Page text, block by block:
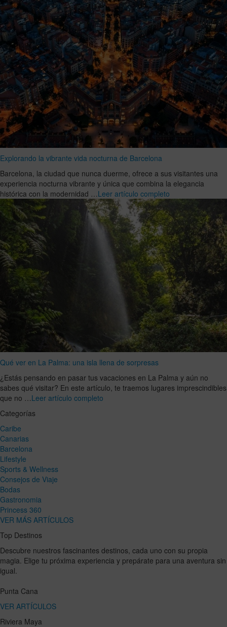
Explorando la vibrante vida nocturna de Barcelona
Barcelona, la ciudad que nunca duerme, ofrece a sus visitantes una
experiencia nocturna vibrante y única que combina la elegancia
histórica con la modernidad …Leer artículo completo
Qué ver en La Palma: una isla llena de sorpresas
¿Estás pensando en pasar tus vacaciones en La Palma y aún no
sabes qué visitar? En este artículo, te traemos lugares imprescindibles
que no …Leer artículo completo
Categorías
Caribe
Canarias
Barcelona
Lifestyle
Sports & Wellness
Consejos de Viaje
Bodas
Gastronomia
Princess 360
VER MÁS ARTÍCULOS
Top Destinos
Descubre nuestros fascinantes destinos, cada uno con su propia
magia. Elige tu próxima experiencia y prepárate para una aventura sin
igual.
Punta Cana
VER ARTÍCULOS
Riviera Maya